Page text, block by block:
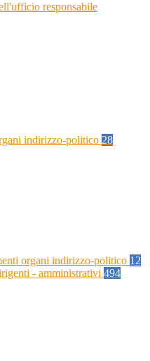
responsabile
indirizzo-politico 28
organi indirizzo-politico 12
- amministrativi 494